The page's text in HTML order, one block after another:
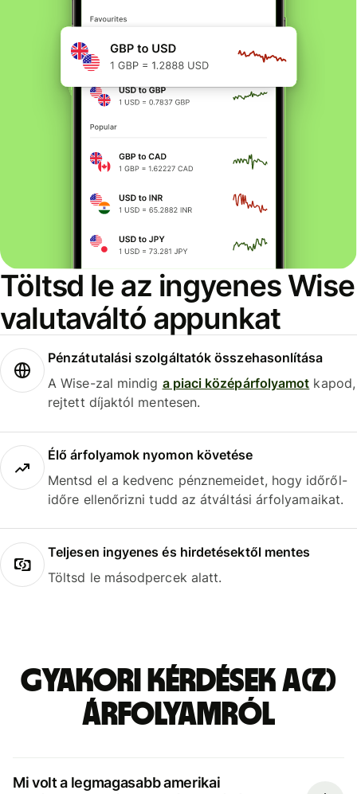
Töltsd le az ingyenes Wise
valutaváltó appunkat
Pénzátutalási szolgáltatók összehasonlítása
A Wise-zal mindig a piaci középárfolyamot kapod,
rejtett díjaktól mentesen.
Élő árfolyamok nyomon követése
Mentsd el a kedvenc pénznemeidet, hogy időről-
időre ellenőrizni tudd az átváltási árfolyamaikat.
Teljesen ingyenes és hirdetésektől mentes
Töltsd le másodpercek alatt.
Gyakori kérdések a(z)
árfolyamról
Mi volt a legmagasabb amerikai